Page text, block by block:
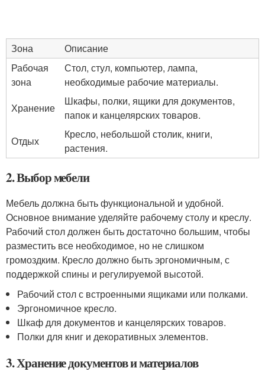
Зона
Описание
Рабочая
зона
Стол, стул, компьютер, лампа,
необходимые рабочие материалы.
Хранение
Шкафы, полки, ящики для документов,
папок и канцелярских товаров.
Отдых
Кресло, небольшой столик, книги,
растения.
2. Выбор мебели
Мебель должна быть функциональной и удобной.
Основное внимание уделяйте рабочему столу и креслу.
Рабочий стол должен быть достаточно большим, чтобы
разместить все необходимое, но не слишком
громоздким. Кресло должно быть эргономичным, с
поддержкой спины и регулируемой высотой.
Рабочий стол с встроенными ящиками или полками.
Эргономичное кресло.
Шкаф для документов и канцелярских товаров.
Полки для книг и декоративных элементов.
3. Хранение документов и материалов